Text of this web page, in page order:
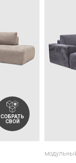
СОБРАТЬ
СВОЙ